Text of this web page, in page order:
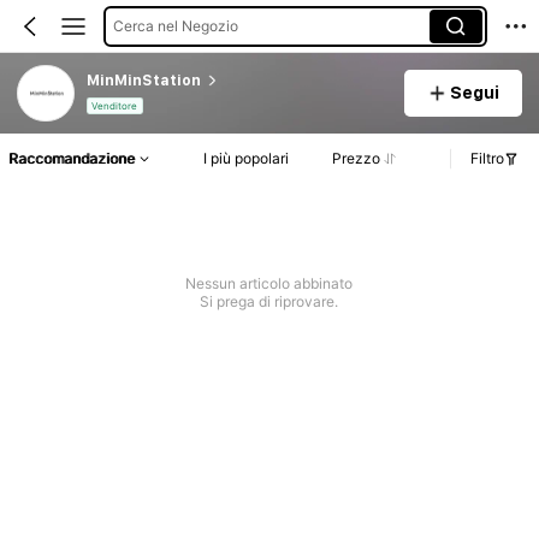
Cerca nel Negozio
MinMinStation
Venditore
Segui
Raccomandazione I più popolari Prezzo Filtro
Nessun articolo abbinato
Si prega di riprovare.